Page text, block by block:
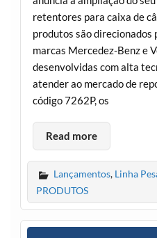
retentores para caixa de
produtos são direcionados
marcas Mercedez-Benz e
desenvolvidas com alta
atender ao mercado de
código 7262P, os
Read more
Lançamentos, Linha
PRODUTOS